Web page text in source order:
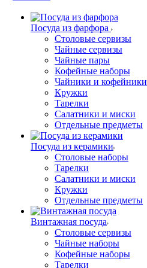
Посуда из фарфора
Столовые сервизы
Чайные сервизы
Чайные пары
Кофейные наборы
Чайники и кофейники
Кружки
Тарелки
Салатники и миски
Отдельные предметы
Посуда из керамики
Столовые наборы
Тарелки
Салатники и миски
Кружки
Отдельные предметы
Винтажная посуда
Столовые сервизы
Чайные наборы
Кофейные наборы
Тарелки